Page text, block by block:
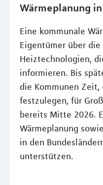
Wärmeplanung
Eine kommunale
Eigentümer über
Heiztechnologien,
informieren. Bis
die Kommunen Zeit,
festzulegen, für
bereits Mitte 2026.
Wärmeplanung
in den
unterstützen.